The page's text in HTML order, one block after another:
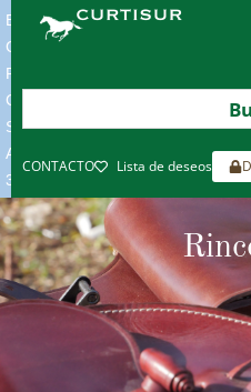
ENVIOS
GRATIS
POR
COMPRAS
SUPERIORES
A
300€*
CONTACTO Lista de deseos